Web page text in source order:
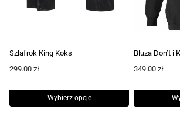
Szlafrok King Koks
299.00 zł
Wybierz opcje
Bluza Don’t i
349.00 zł